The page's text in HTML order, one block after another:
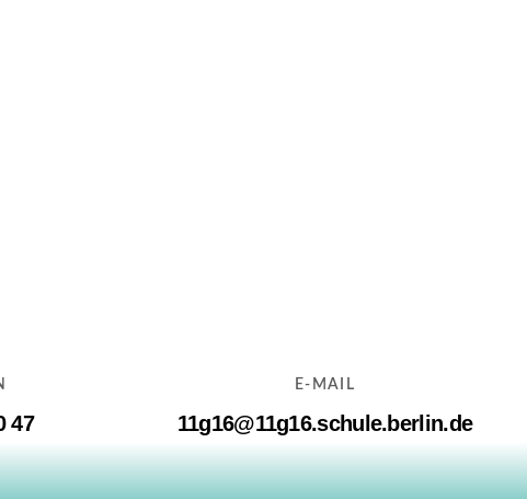
47
E-MAIL
11g16@11g16.schule.berlin.de